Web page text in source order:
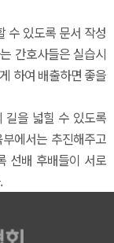
수 있도록 문서 작성
간호사들은 실습시
하여 배출하면 좋을
길을 넓힐 수 있도록
에서는 추진해주고
선배 후배들이 서로